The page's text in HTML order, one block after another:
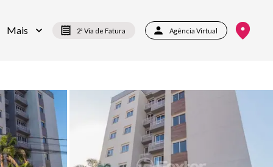
Mais 2ª Via de Fatura Agência Virtual